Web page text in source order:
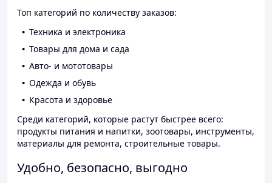
Топ категорий по количеству заказов:
Техника и электроника
Товары для дома и сада
Авто- и мототовары
Одежда и обувь
Красота и здоровье
Среди категорий, которые растут быстрее всего:
продукты питания и напитки, зоотовары, инструменты,
материалы для ремонта, строительные товары.
Удобно, безопасно, выгодно